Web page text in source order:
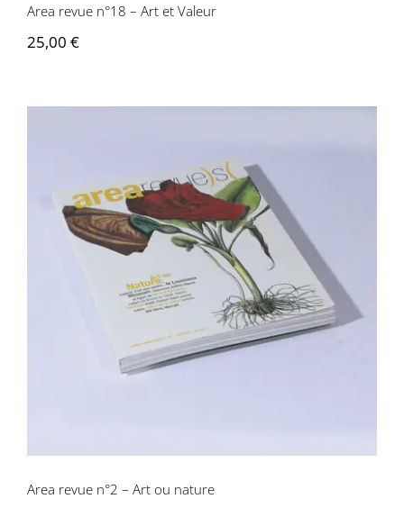
Area revue n°18 – Art et Valeur
25,00 €
Area revue n°2 – Art ou nature
Area revue n°2 – Art ou nature